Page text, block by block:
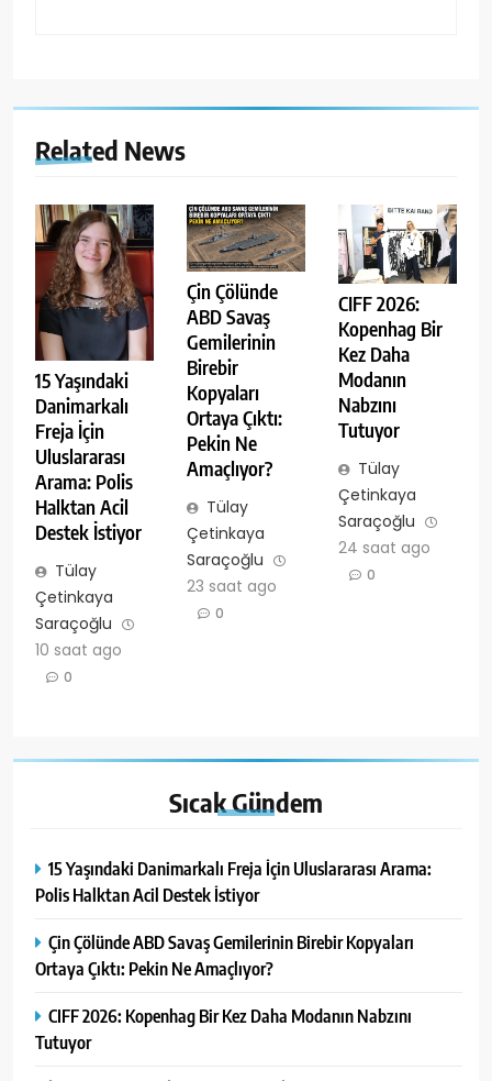
Related News
15 Yaşındaki
Danimarkalı
Freja İçin
Uluslararası
Arama: Polis
Halktan Acil
Destek İstiyor
Tülay
Çetinkaya
Saraçoğlu
10 saat ago
0
Çin Çölünde
ABD Savaş
Gemilerinin
Birebir
Kopyaları
Ortaya Çıktı:
Pekin Ne
Amaçlıyor?
Tülay
Çetinkaya
Saraçoğlu
23 saat ago
0
CIFF 2026:
Kopenhag Bir
Kez Daha
Modanın
Nabzını
Tutuyor
Tülay
Çetinkaya
Saraçoğlu
24 saat ago
0
SıcakGündem
15 Yaşındaki Danimarkalı Freja İçin Uluslararası Arama:
Polis Halktan Acil Destek İstiyor
Çin Çölünde ABD Savaş Gemilerinin Birebir Kopyaları
Ortaya Çıktı: Pekin Ne Amaçlıyor?
CIFF 2026: Kopenhag Bir Kez Daha Modanın Nabzını
Tutuyor